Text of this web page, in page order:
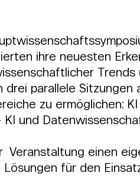
ihre neuesten
Trends
drei parallele Sitzungen
zu ermöglichen:
und
Veranstaltung einen
für den